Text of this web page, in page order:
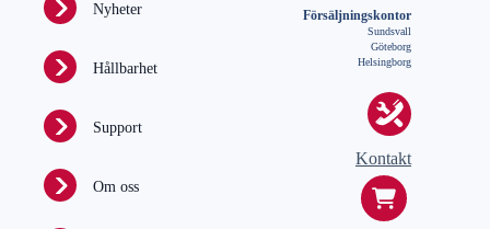
Nyheter
Hållbarhet
Support
Om oss
Försäljningskontor
Sundsvall
Göteborg
Helsingborg
Kontakt